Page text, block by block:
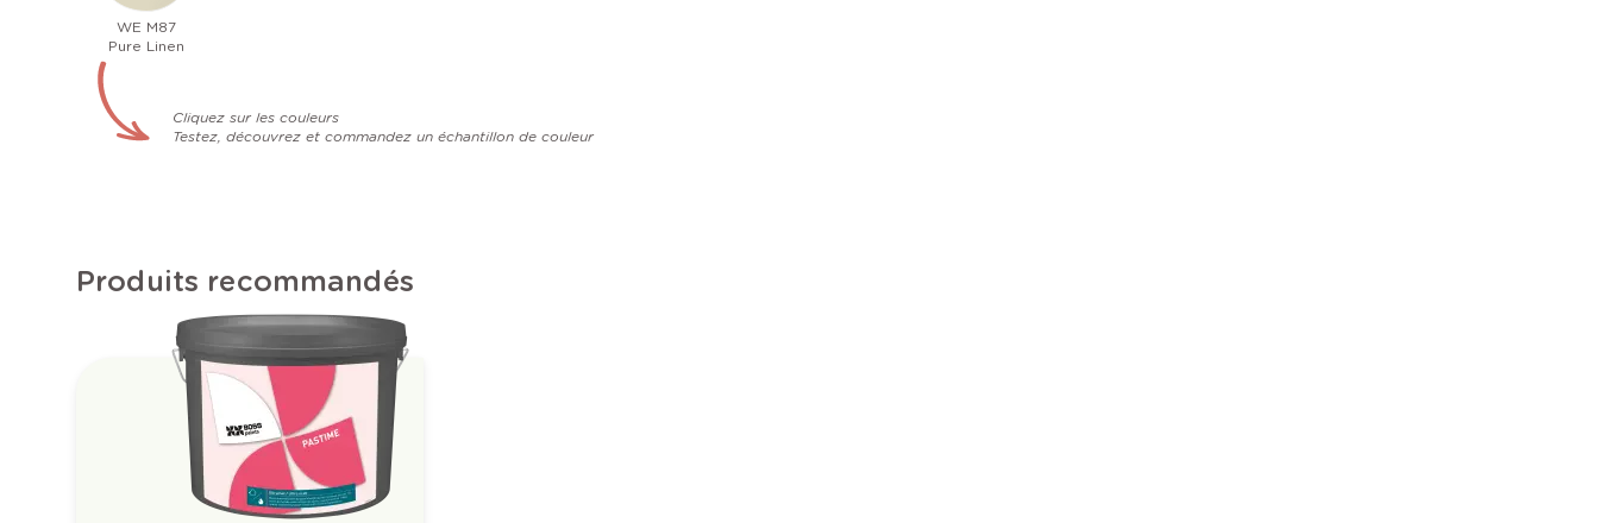
WE M87
Pure Linen
Cliquez sur les couleurs
Testez, découvrez et commandez un échantillon de couleur
Produits recommandés